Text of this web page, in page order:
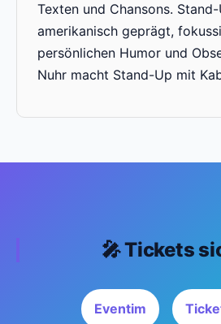
Texten und Chansons.
amerikanisch geprägt,
persönlichen Humor und
Nuhr macht Stand-Up mit
🎤 Tickets
Eventim